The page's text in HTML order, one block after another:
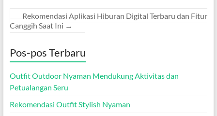
Rekomendasi Aplikasi Hiburan Digital Terbaru dan Fitur
Canggih Saat Ini →
Pos-pos Terbaru
Outfit Outdoor Nyaman Mendukung Aktivitas dan
Petualangan Seru
Rekomendasi Outfit Stylish Nyaman